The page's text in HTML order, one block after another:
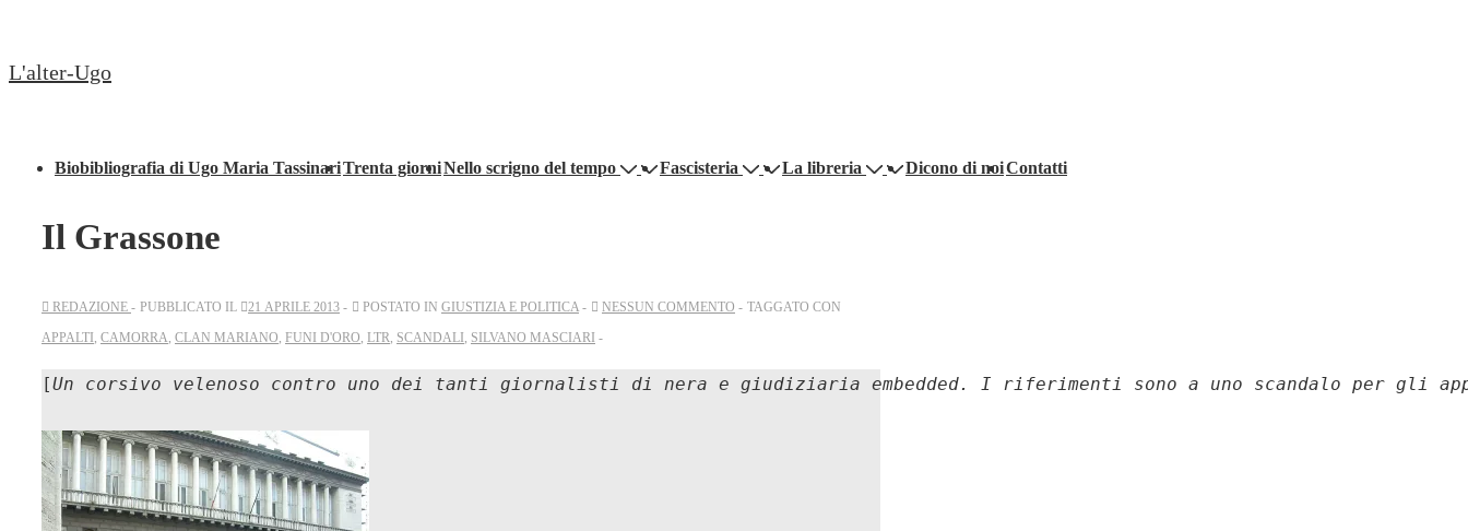
al
L'alter-Ugo
Menu
Biobibliografia di Ugo Maria TassinariTrenta giorniNello scrigno del tempo Fascisteria La libreria Dicono di noiContatti
Il Grassone
REDAZIONE PUBBLICATO IL 21 APRILE 2013 POSTATO IN GIUSTIZIA E POLITICA NESSUN COMMENTO
TAGGATO CON
APPALTI CAMORRA CLAN MARIANO FUNI D'ORO LTR SCANDALI SILVANO MASCIARI
[Un corsivo velenoso contro uno dei tanti giornalisti di nera e giudiziaria embedded. I riferimenti sono a uno scandalo per